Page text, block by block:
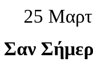
25
Σαν